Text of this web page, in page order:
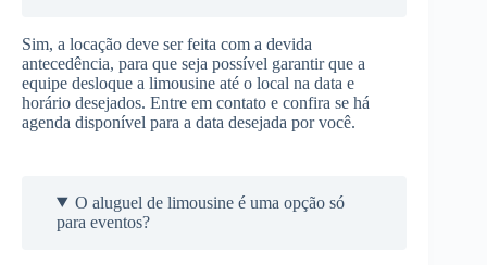
Sim, a locação deve ser feita com a devida
antecedência, para que seja possível garantir que a
equipe desloque a limousine até o local na data e
horário desejados. Entre em contato e confira se há
agenda disponível para a data desejada por você.
O aluguel de limousine é uma opção só
para eventos?